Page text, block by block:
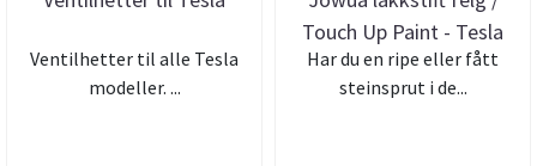
Ventilhetter til alle Tesla
modeller. ...
Touch Up Paint - Tesla
Har du en ripe eller fått
steinsprut i de...